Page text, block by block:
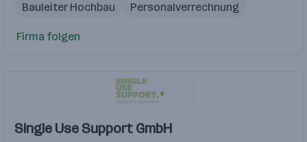
Bauleiter Hochbau
Personalverrechnung
Firma folgen
Single Use Support GmbH